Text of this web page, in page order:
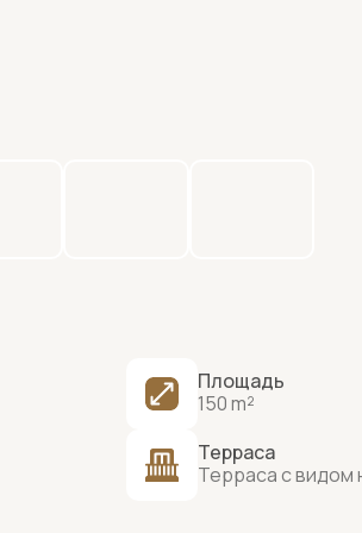
Площадь
150 m²
Терраса
Терраса с видом